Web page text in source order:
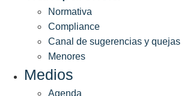
Normativa
Compliance
Canal de sugerencias y quejas
Menores
Medios
Agenda